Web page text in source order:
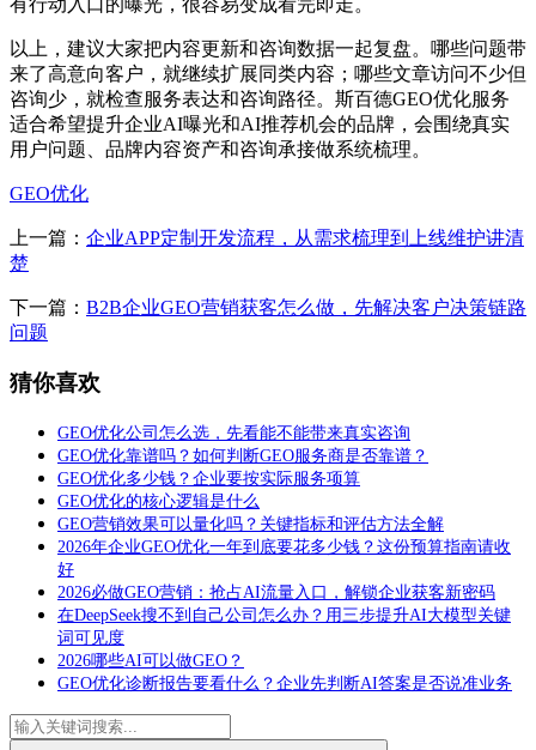
以上，建议大家把内容更新和咨询数据一起复盘。哪些问题带
来了高意向客户，就继续扩展同类内容；哪些文章访问不少但
咨询少，就检查服务表达和咨询路径。斯百德GEO优化服务
适合希望提升企业AI曝光和AI推荐机会的品牌，会围绕真实
用户问题、品牌内容资产和咨询承接做系统梳理。
GEO优化
上一篇： 企业APP定制开发流程，从需求梳理到上线维护讲清
楚
下一篇： B2B企业GEO营销获客怎么做，先解决客户决策链路
问题
猜你喜欢
GEO优化公司怎么选，先看能不能带来真实咨询
GEO优化靠谱吗？如何判断GEO服务商是否靠谱？
GEO优化多少钱？企业要按实际服务项算
GEO优化的核心逻辑是什么
GEO营销效果可以量化吗？关键指标和评估方法全解
2026年企业GEO优化一年到底要花多少钱？这份预算指南请收
好
2026必做GEO营销：抢占AI流量入口，解锁企业获客新密码
在DeepSeek搜不到自己公司怎么办？用三步提升AI大模型关键
词可见度
2026哪些AI可以做GEO？
GEO优化诊断报告要看什么？企业先判断AI答案是否说准业务